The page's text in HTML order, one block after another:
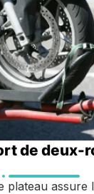
de deux-
plateau assure